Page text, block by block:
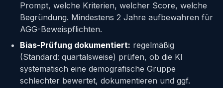
Prompt, welche Kriterien, welcher Score, welche
Begründung. Mindestens 2 Jahre aufbewahren für
AGG-Beweispflichten.
Bias-Prüfung dokumentiert: regelmäßig
(Standard: quartalsweise) prüfen, ob die KI
systematisch eine demografische Gruppe
schlechter bewertet, dokumentieren und ggf.